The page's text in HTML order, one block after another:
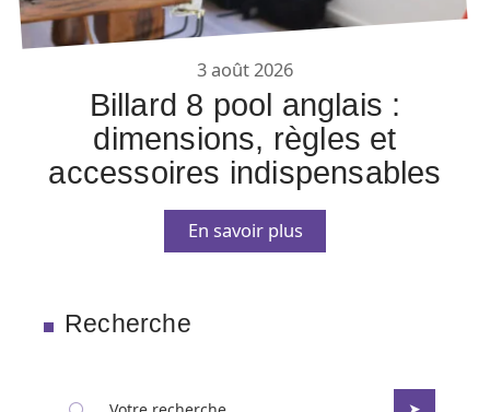
3 août 2026
Billard 8 pool anglais :
dimensions, règles et
accessoires indispensables
En savoir plus
Recherche